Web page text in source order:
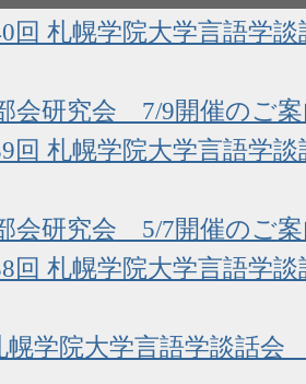
回 札幌学院大学言語学
会研究会 7/9開催のご
回 札幌学院大学言語学
会研究会 5/7開催のご
回 札幌学院大学言語学
幌学院大学言語学談話